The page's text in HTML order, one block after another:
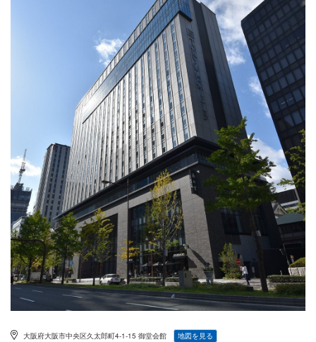
大阪府大阪市中央区久太郎町4-1-15 御堂会館 地図を見る